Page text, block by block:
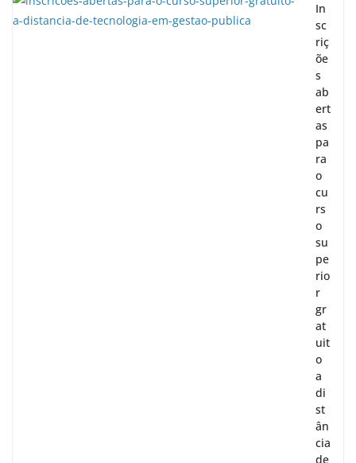
In
sc
riç
õe
s
ab
ert
as
pa
ra
o
cu
rs
o
su
pe
rio
r
gr
at
uit
o
a
di
st
ân
cia
de